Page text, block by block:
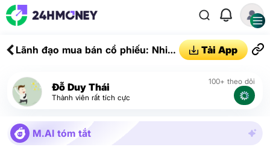
Lãnh đạo mua bán cổ phiếu: Nhiều
Tải App
Đỗ Duy Thái
Thành viên rất tích cực
100+ theo dõi
M.AI tóm tắt